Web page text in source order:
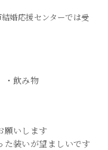
婚応援センターでは受
・飲み物
願いします
た装いが望ましいです